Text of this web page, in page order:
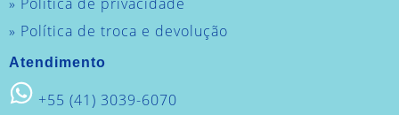
» Política de privacidade
» Política de troca e devolução
Atendimento
+55 (41) 3039-6070